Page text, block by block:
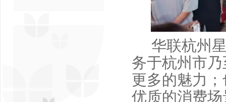
华联杭州
务于杭州市
更多的魅力
优质的消费